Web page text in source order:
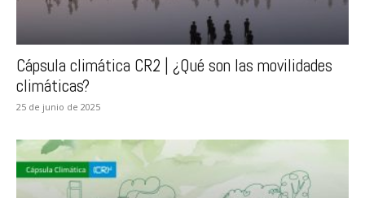
Cápsula climática CR2 | ¿Qué son las movilidades
climáticas?
25 de junio de 2025